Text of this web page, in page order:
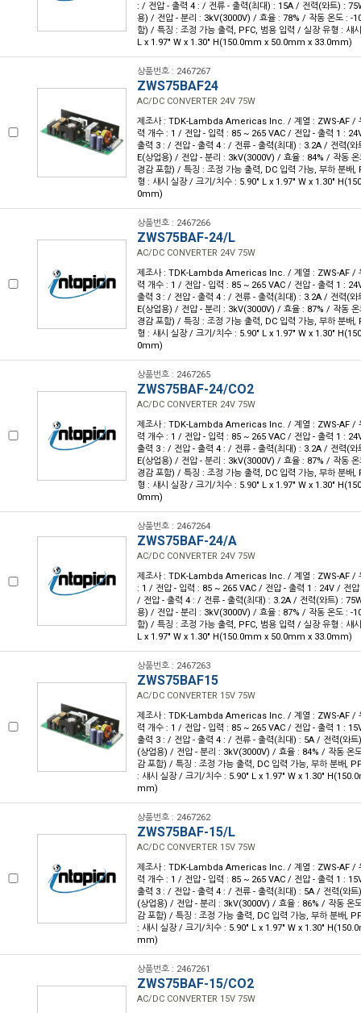
: / 전압 - 출력 4 : / 전류 - 출력(최대) : 15A / 전력(와트) :
용) / 전압 - 분리 : 3kV(3000V) / 효율 : 78% / 작동 온도 : -
함) / 특징 : 조정 가능 출력, PFC, 범용 입력 / 실장 유형 : 섀
L x 1.97" W x 1.30" H(150.0mm x 50.0mm x 33.0mm)
상품번호 : 2467267
ZWS75BAF24
AC/DC CONVERTER 24V 75W
제조사 : TDK-Lambda Americas Inc. / 계열 : ZWS-AF /
력 개수 : 1 / 전압 - 입력 : 85 ~ 265 VAC / 전압 - 출력 1 :
출력 3 : / 전압 - 출력 4 : / 전류 - 출력(최대) : 3.2A / 전력(
E(상업용) / 전압 - 분리 : 3kV(3000V) / 효율 : 84% / 작동 온
경감 포함) / 특징 : 조정 가능 출력, DC 입력 가능, 부하 분배
형 : 섀시 실장 / 크기/치수 : 5.90" L x 1.97" W x 1.30"
0mm)
상품번호 : 2467266
ZWS75BAF-24/L
AC/DC CONVERTER 24V 75W
제조사 : TDK-Lambda Americas Inc. / 계열 : ZWS-AF /
력 개수 : 1 / 전압 - 입력 : 85 ~ 265 VAC / 전압 - 출력 1 :
출력 3 : / 전압 - 출력 4 : / 전류 - 출력(최대) : 3.2A / 전력(
E(상업용) / 전압 - 분리 : 3kV(3000V) / 효율 : 87% / 작동 온
경감 포함) / 특징 : 조정 가능 출력, DC 입력 가능, 부하 분배
형 : 섀시 실장 / 크기/치수 : 5.90" L x 1.97" W x 1.30"
0mm)
상품번호 : 2467265
ZWS75BAF-24/CO2
AC/DC CONVERTER 24V 75W
제조사 : TDK-Lambda Americas Inc. / 계열 : ZWS-AF /
력 개수 : 1 / 전압 - 입력 : 85 ~ 265 VAC / 전압 - 출력 1 :
출력 3 : / 전압 - 출력 4 : / 전류 - 출력(최대) : 3.2A / 전력(
E(상업용) / 전압 - 분리 : 3kV(3000V) / 효율 : 87% / 작동 온
경감 포함) / 특징 : 조정 가능 출력, DC 입력 가능, 부하 분배
형 : 섀시 실장 / 크기/치수 : 5.90" L x 1.97" W x 1.30"
0mm)
상품번호 : 2467264
ZWS75BAF-24/A
AC/DC CONVERTER 24V 75W
제조사 : TDK-Lambda Americas Inc. / 계열 : ZWS-AF /
: 1 / 전압 - 입력 : 85 ~ 265 VAC / 전압 - 출력 1 : 24V / 전
/ 전압 - 출력 4 : / 전류 - 출력(최대) : 3.2A / 전력(와트) :
용) / 전압 - 분리 : 3kV(3000V) / 효율 : 87% / 작동 온도 : -
함) / 특징 : 조정 가능 출력, PFC, 범용 입력 / 실장 유형 : 섀
L x 1.97" W x 1.30" H(150.0mm x 50.0mm x 33.0mm)
상품번호 : 2467263
ZWS75BAF15
AC/DC CONVERTER 15V 75W
제조사 : TDK-Lambda Americas Inc. / 계열 : ZWS-AF /
력 개수 : 1 / 전압 - 입력 : 85 ~ 265 VAC / 전압 - 출력 1 :
출력 3 : / 전압 - 출력 4 : / 전류 - 출력(최대) : 5A / 전력(와
(상업용) / 전압 - 분리 : 3kV(3000V) / 효율 : 84% / 작동 온
감 포함) / 특징 : 조정 가능 출력, DC 입력 가능, 부하 분배,
: 섀시 실장 / 크기/치수 : 5.90" L x 1.97" W x 1.30"
mm)
상품번호 : 2467262
ZWS75BAF-15/L
AC/DC CONVERTER 15V 75W
제조사 : TDK-Lambda Americas Inc. / 계열 : ZWS-AF /
력 개수 : 1 / 전압 - 입력 : 85 ~ 265 VAC / 전압 - 출력 1 :
출력 3 : / 전압 - 출력 4 : / 전류 - 출력(최대) : 5A / 전력(와
(상업용) / 전압 - 분리 : 3kV(3000V) / 효율 : 86% / 작동 온
감 포함) / 특징 : 조정 가능 출력, DC 입력 가능, 부하 분배,
: 섀시 실장 / 크기/치수 : 5.90" L x 1.97" W x 1.30"
mm)
상품번호 : 2467261
ZWS75BAF-15/CO2
AC/DC CONVERTER 15V 75W